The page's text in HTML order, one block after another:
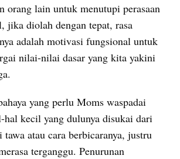
orang lain untuk menutupi perasaan
jika diolah dengan tepat, rasa
adalah motivasi fungsional untuk
nilai-nilai dasar yang kita yakini
yang perlu Moms waspadai
hal kecil yang dulunya disukai dari
tawa atau cara berbicaranya, justru
terganggu. Penurunan